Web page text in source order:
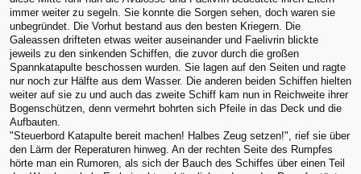
immer weiter zu segeln. Sie konnte die Sorgen sehen, doch waren sie
unbegründet. Die Vorhut bestand aus den besten Kriegern. Die
Galeassen drifteten etwas weiter auseinander und Faelivrin blickte
jeweils zu den sinkenden Schiffen, die zuvor durch die großen
Spannkatapulte beschossen wurden. Sie lagen auf den Seiten und ragte
nur noch zur Hälfte aus dem Wasser. Die anderen beiden Schiffen hielten
weiter auf sie zu und auch das zweite Schiff kam nun in Reichweite ihrer
Bogenschützen, denn vermehrt bohrten sich Pfeile in das Deck und die
Aufbauten.
"Steuerbord Katapulte bereit machen! Halbes Zeug setzen!", rief sie über
den Lärm der Reperaturen hinweg. An der rechten Seite des Rumpfes
hörte man ein Rumoren, als sich der Bauch des Schiffes über einen Teil